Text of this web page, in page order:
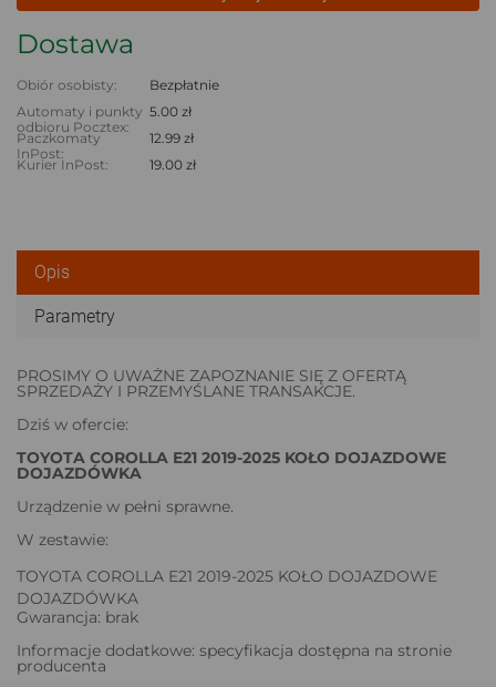
Dostawa
Obiór osobisty:
Bezpłatnie
Automaty i punkty
odbioru Pocztex:
5.00 zł
Paczkomaty
InPost:
12.99 zł
Kurier InPost:
19.00 zł
Opis
Parametry
PROSIMY O UWAŻNE ZAPOZNANIE SIĘ Z OFERTĄ
SPRZEDAŻY I PRZEMYŚLANE TRANSAKCJE.
Dziś w ofercie:
TOYOTA COROLLA E21 2019-2025 KOŁO DOJAZDOWE
DOJAZDÓWKA
Urządzenie w pełni sprawne.
W zestawie:
TOYOTA COROLLA E21 2019-2025 KOŁO DOJAZDOWE
DOJAZDÓWKA
Gwarancja: brak
Informacje dodatkowe: specyfikacja dostępna na stronie
producenta